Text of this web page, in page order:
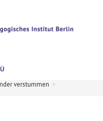
verstummen >